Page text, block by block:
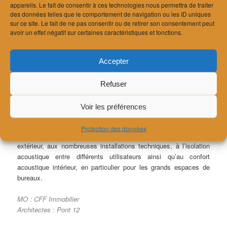
appareils. Le fait de consentir à ces technologies nous permettra de traiter
des données telles que le comportement de navigation ou les ID uniques
sur ce site. Le fait de ne pas consentir ou de retirer son consentement peut
avoir un effet négatif sur certaines caractéristiques et fonctions.
Accepter
Refuser
Voir les préférences
Protection des données
Le projet Pont-Rouge La Praille à Genève se poursuit avec la
phase d’étude du projet. 5 bâtiments sont prévus pour des
activités (bureaux, commerces…) sur près de 120’000 m² (
Les études acoustiques s’intéressent à l’exposition au bruit
extérieur, aux nombreuses installations techniques, à l’isolation
acoustique entre différents utilisateurs ainsi qu’au confort
acoustique intérieur, en particulier pour les grands espaces de
bureaux.
MO : CFF Immobilier
Architectes : Pont 12